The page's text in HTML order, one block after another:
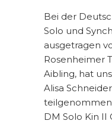
Bei der
Solo und
ausgetragen
Rosenheimer
Aibling, hat
Alisa
DM Solo Kin II